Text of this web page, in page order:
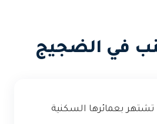
في الضجيج
بعمائرها السكنية